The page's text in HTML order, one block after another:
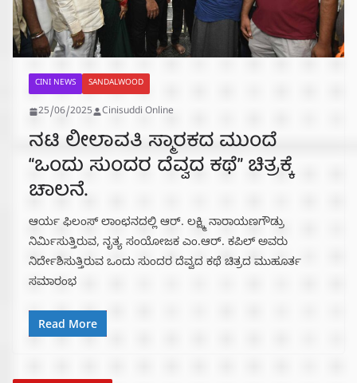
CINI NEWS SANDALWOOD
25/06/2025 Cinisuddi Online
ನಟಿ ಲೀಲಾವತಿ ಸ್ಮಾರಕದ ಮುಂದೆ
“ಒಂದು ಸುಂದರ ದೆವ್ವದ ಕಥೆ” ಚಿತ್ರಕ್ಕೆ
ಚಾಲನೆ.
ಆರ್ಯ ಫಿಲಂಸ್ ಲಾಂಛನದಲ್ಲಿ ಆರ್. ಲಕ್ಷ್ಮಿ ನಾರಾಯಣಗೌಡ್ರು
ನಿರ್ಮಿಸುತ್ತಿರುವ, ನೃತ್ಯ ಸಂಯೋಜಕ ಎಂ.ಆರ್. ಕಪಿಲ್ ಅವರು
ನಿರ್ದೇಶಿಸುತ್ತಿರುವ ಒಂದು ಸುಂದರ ದೆವ್ವದ ಕಥೆ ಚಿತ್ರದ ಮುಹೂರ್ತ
ಸಮಾರಂಭ
Read More